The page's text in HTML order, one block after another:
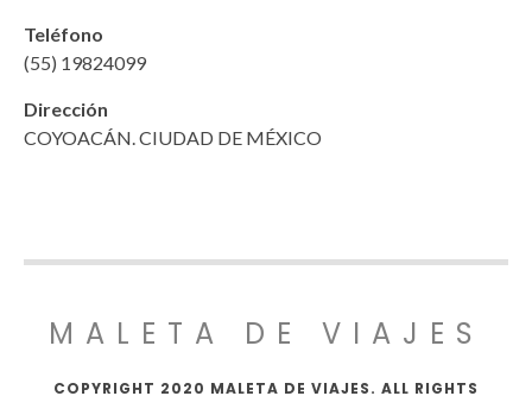
Teléfono
(55) 19824099
Dirección
COYOACÁN. CIUDAD DE MÉXICO
MALETA DE VIAJES
COPYRIGHT 2020 MALETA DE VIAJES. ALL RIGHTS